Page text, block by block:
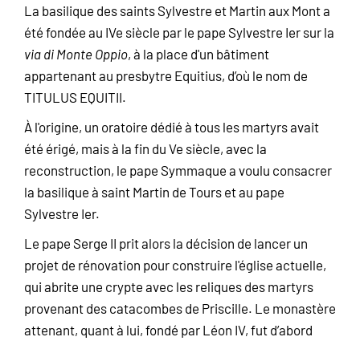
La basilique des saints Sylvestre et Martin aux Mont a
été fondée au IVe siècle par le pape Sylvestre Ier sur la
via di Monte Oppio, à la place d'un bâtiment
appartenant au presbytre Equitius, d’où le nom de
TITULUS EQUITII.
À l'origine, un oratoire dédié à tous les martyrs avait
été érigé, mais à la fin du Ve siècle, avec la
reconstruction, le pape Symmaque a voulu consacrer
la basilique à saint Martin de Tours et au pape
Sylvestre Ier.
Le pape Serge II prit alors la décision de lancer un
projet de rénovation pour construire l'église actuelle,
qui abrite une crypte avec les reliques des martyrs
provenant des catacombes de Priscille. Le monastère
attenant, quant à lui, fondé par Léon IV, fut d’abord